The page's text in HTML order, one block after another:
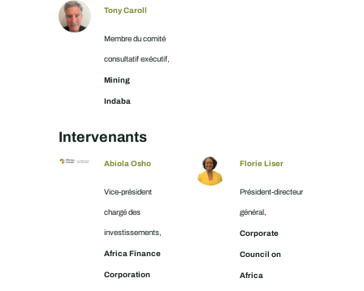
Tony Caroll
Membre du comité
consultatif exécutif,
Mining
Indaba
Intervenants
Abiola Osho
Vice-président
chargé des
investissements,
Africa Finance
Corporation
Florie Liser
Président-directeur
général,
Corporate
Council on
Africa